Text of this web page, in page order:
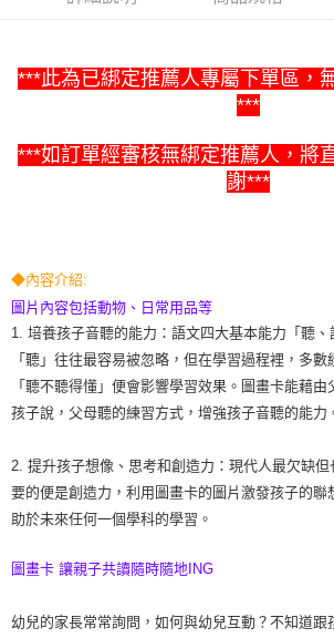
7-11取貨付款
每筆NT$60，滿NT$1,500(含以上)免運費
宅配滿額1500免運
每筆NT$100，滿NT$1,500(含以上)免運費
***此為已綁定推薦人專屬下單區，
***
***如訂單經審核無綁定推薦人，將
謝***
◆內容介紹:
圖片內容包括動物、日常用品等
1. 培養孩子音聽的能力：語文四大基本能力「聽、
「聽」往往最容易被忽略，但在學習過程裡，多數
「聽不聽得懂」便會影響學習效果。圖畫卡能藉
孩子說，父母聽的練習方式，增強孩子音聽的能力
2. 提升孩子想像、思考和創造力：現代人最欠缺
要的便是創造力，利用圖畫卡的圖片激發孩子的聯
助於未來任何一個學科的學習。
圖畫卡 讓親子共讀隨時隨地ING
幼兒的家長常常詢問，如何與幼兒互動？不知道跟